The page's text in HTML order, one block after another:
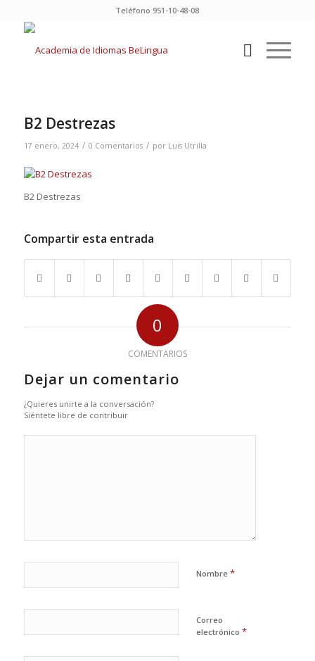
Teléfono 951-10-48-08
B2 Destrezas
17 enero, 2024 / 0 Comentarios / por Luis Utrilla
B2 Destrezas
Compartir esta entrada
0
COMENTARIOS
Dejar un comentario
¿Quieres unirte a la conversación?
Siéntete libre de contribuir
Nombre *
Correo
electrónico *